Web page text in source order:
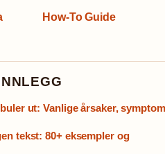
How-To Guide
ut: Vanlige årsaker,
tekst: 80+ eksempler og